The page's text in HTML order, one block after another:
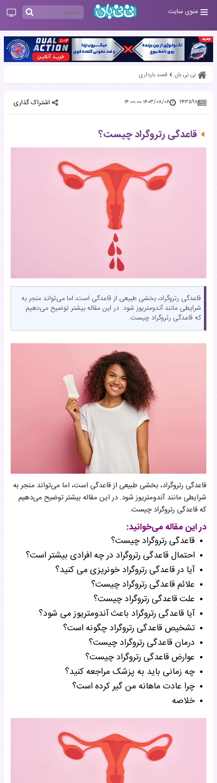
منوی سایت
نی نی بان قصد بارداری
۲۴۳۵۹۸ ۱۴۰۳/۰۸/۰۶ ۱۴:۰۰:۰۰ اشتراک گذاری
قاعدگی رتروگراد چیست؟
قاعدگی رتروگراد، بخشی طبیعی از قاعدگی است، اما می‌تواند منجر به
شرایطی مانند آندومتریوز شود. در این مقاله بیشتر توضیح می‌دهیم
که قاعدگی رتروگراد چیست.
قاعدگی رتروگراد، بخشی طبیعی از قاعدگی است، اما می‌تواند منجر به
شرایطی مانند آندومتریوز شود. در این مقاله بیشتر توضیح می‌دهیم
که قاعدگی رتروگراد چیست.
در این مقاله می‌خوانید:
قاعدگی رتروگراد چیست؟
احتمال قاعدگی رتروگراد در چه افرادی بیشتر است؟
آیا در قاعدگی رتروگراد خونریزی می کنید؟
علائم قاعدگی رتروگراد چیست؟
علت قاعدگی رتروگراد چیست؟
آیا قاعدگی رتروگراد باعث آندومتریوز می شود؟
تشخیص قاعدگی رتروگراد چگونه است؟
درمان قاعدگی رتروگراد چیست؟
عوارض قاعدگی رتروگراد چیست؟
چه زمانی باید به پزشک مراجعه کنید؟
چرا عادت ماهانه من گیر کرده است؟
خلاصه